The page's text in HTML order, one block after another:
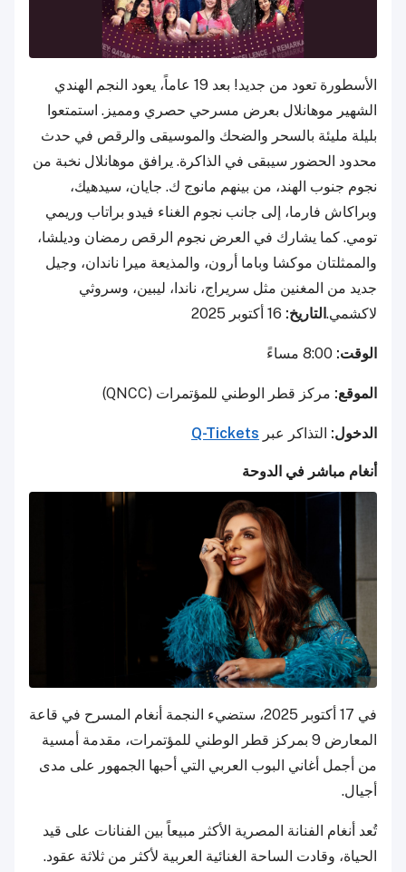
الأسطورة تعود من جديد! بعد 19 عاماً، يعود النجم الهندي
الشهير موهانلال بعرض مسرحي حصري ومميز. استمتعوا
بليلة مليئة بالسحر والضحك والموسيقى والرقص في حدث
محدود الحضور سيبقى في الذاكرة. يرافق موهانلال نخبة من
نجوم جنوب الهند، من بينهم مانوج ك. جايان، سيدهيك،
وبراكاش فارما، إلى جانب نجوم الغناء فيدو براتاب وريمي
تومي. كما يشارك في العرض نجوم الرقص رمضان وديلشا،
والممثلتان موكشا وباما أرون، والمذيعة ميرا ناندان، وجيل
جديد من المغنين مثل سريراج، ناندا، ليبين، وسروثي
لاكشمي.التاريخ:
الوقت:
الموقع: مركز قطر الوطني للمؤتمرات (QNCC)
الدخول: التذاكر عبر Q-Tickets
أنغام مباشر في الدوحة
في 17 أكتوبر 2025، ستضيء النجمة أنغام المسرح في قاعة
المعارض 9 بمركز قطر الوطني للمؤتمرات، مقدمة أمسية
من أجمل أغاني البوب العربي التي أحبها الجمهور على مدى
أجيال.
تُعد أنغام الفنانة المصرية الأكثر مبيعاً بين الفنانات على قيد
الحياة، وقادت الساحة الغنائية العربية لأكثر من ثلاثة عقود.